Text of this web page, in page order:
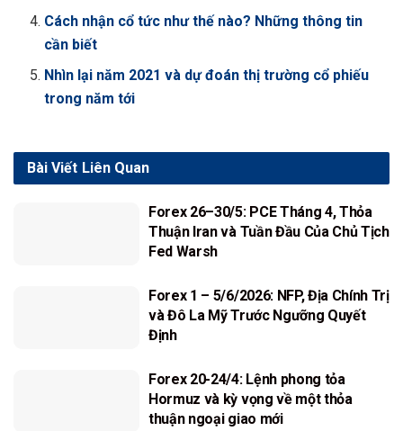
Cách nhận cổ tức như thế nào? Những thông tin
cần biết
Nhìn lại năm 2021 và dự đoán thị trường cổ phiếu
trong năm tới
Liên Quan
Bài Viết
Forex 26–30/5: PCE Tháng 4, Thỏa
Thuận Iran và Tuần Đầu Của Chủ Tịch
Fed Warsh
Forex 1 – 5/6/2026: NFP, Địa Chính Trị
và Đô La Mỹ Trước Ngưỡng Quyết
Định
Forex 20-24/4: Lệnh phong tỏa
Hormuz và kỳ vọng về một thỏa
thuận ngoại giao mới